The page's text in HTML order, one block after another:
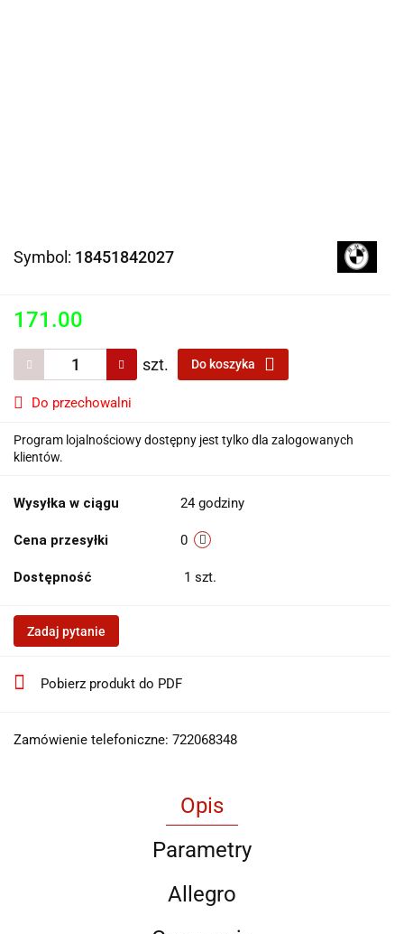
Symbol: 18451842027
171.00
szt. Do koszyka
Do przechowalni
Program lojalnościowy dostępny jest tylko dla zalogowanych
klientów.
Wysyłka w ciągu 24 godziny
Cena przesyłki 0
Dostępność 1 szt.
Zadaj pytanie
Pobierz produkt do PDF
Zamówienie telefoniczne: 722068348
Opis
Parametry
Allegro